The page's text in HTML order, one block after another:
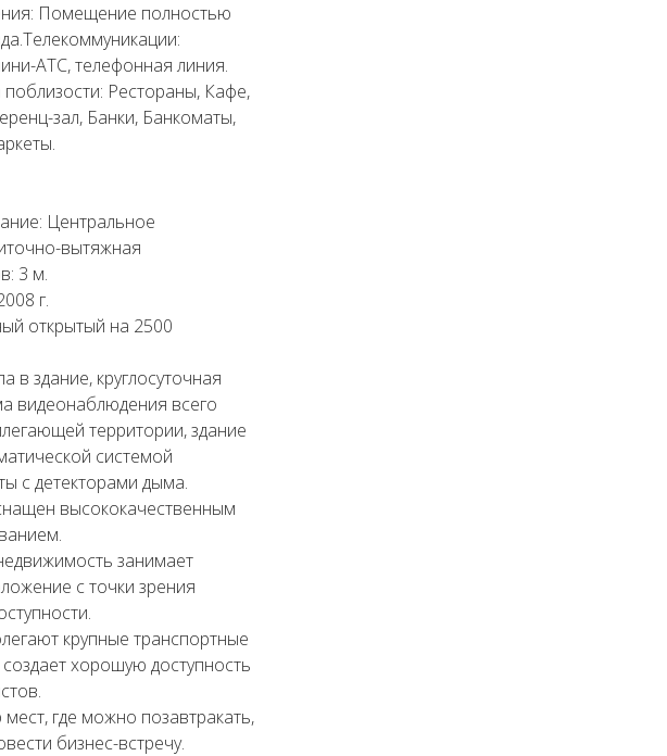
Помещение полностью
АТС, телефонная линия.
поблизости: Рестораны, Кафе,
зал, Банки, Банкоматы,
Центральное
вытяжная
3 м.
г.
открытый на 2500
в здание, круглосуточная
видеонаблюдения всего
территории, здание
системой
с детекторами дыма.
высококачественным
занимает
с точки зрения
крупные транспортные
хорошую доступность
где можно позавтракать,
бизнес-встречу.